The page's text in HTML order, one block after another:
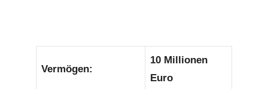
Vermögen:
10 Millionen
Euro